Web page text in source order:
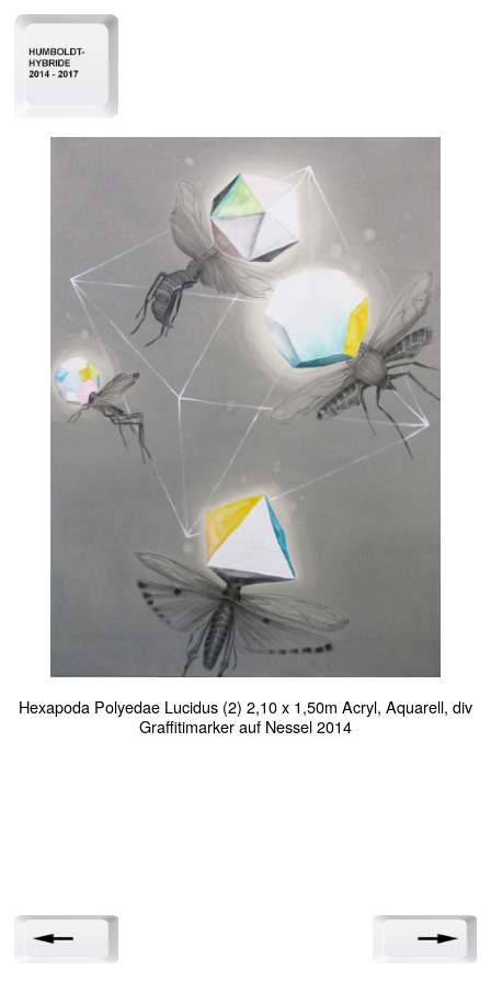
Hexapoda Polyedae Lucidus (2) 2,10 x 1,50m Acryl, Aquarell, div
Graffitimarker auf Nessel 2014